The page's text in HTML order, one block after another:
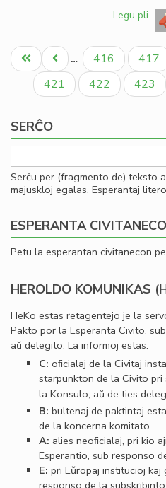
Legu pli
al
la
Pagination
Unua
paĝo
Antaŭa
paĝo
… Paĝo
416 Paĝo
417
Paĝo
421 Paĝo
422 Paĝo
423
SERĈO
Serĉu per (fragmento de) teksto
majuskloj egalas. Esperantaj
ESPERANTA CIVITANECO
Petu la esperantan civitanecon
HEROLDO KOMUNIKAS
HeKo estas retagentejo je la
Pakto por la Esperanta Civito,
aŭ delegito. La informoj estas:
C: oﬁcialaj de la Civitaj
starpunkton de la Civito
la Konsulo, aŭ de ties
B: bultenaj de paktintaj
de la koncerna komitato.
A: alies neoﬁcialaj, pri kio
Esperantio, sub responso
E: pri Eŭropaj institucioj